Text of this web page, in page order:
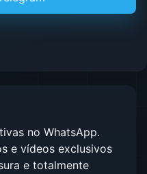
no WhatsApp.
e vídeos exclusivos
e totalmente